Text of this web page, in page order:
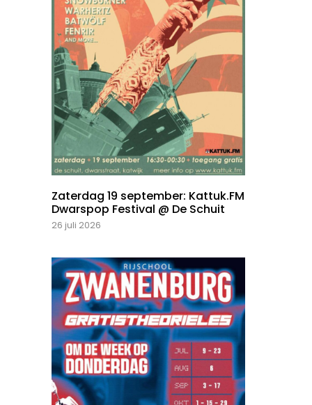
Zaterdag 19 september: Kattuk.FM
Dwarspop Festival @ De Schuit
26 juli 2026